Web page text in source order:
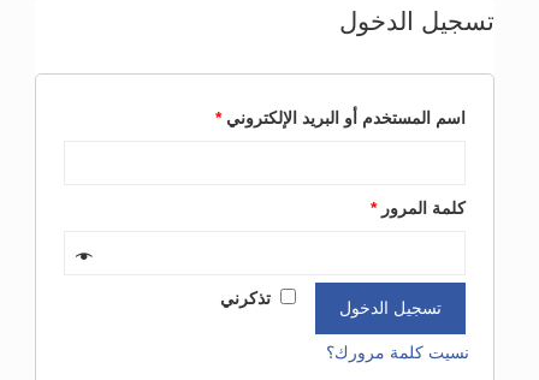
تسجيل الدخول
اسم المستخدم أو البريد الإلكتروني*
كلمة المرور*
تذكرني
تسجيل الدخول
نسيت كلمة مرورك؟